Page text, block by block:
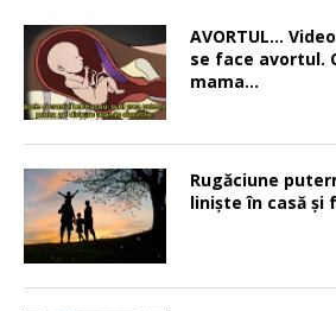
AVORTUL…
se face avortul.
mama…
Rugăciune
linişte în casă şi